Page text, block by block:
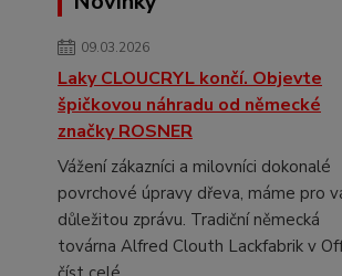
09.03.2026
Laky CLOUCRYL končí. Objevte
špičkovou náhradu od německé
značky ROSNER
Vážení zákazníci a milovníci dokonalé
povrchové úpravy dřeva, máme pro
důležitou zprávu. Tradiční německá
továrna Alfred Clouth Lackfabrik v